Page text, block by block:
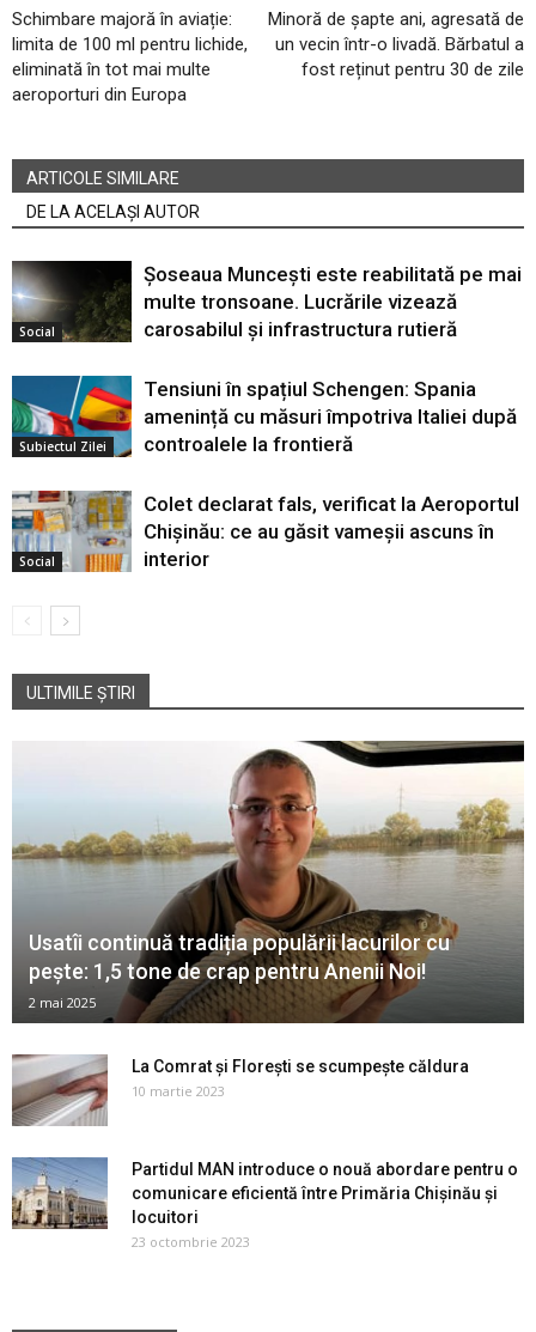
Schimbare majoră în aviație:
limita de 100 ml pentru lichide,
eliminată în tot mai multe
aeroporturi din Europa
Minoră de șapte ani, agresată de
un vecin într-o livadă. Bărbatul a
fost reținut pentru 30 de zile
ARTICOLE SIMILARE
DE LA ACELAȘI AUTOR
Social
Șoseaua Muncești este reabilitată pe mai
multe tronsoane. Lucrările vizează
carosabilul și infrastructura rutieră
Subiectul Zilei
Tensiuni în spațiul Schengen: Spania
amenință cu măsuri împotriva Italiei după
controalele la frontieră
Social
Colet declarat fals, verificat la Aeroportul
Chișinău: ce au găsit vameșii ascuns în
interior
ULTIMILE ȘTIRI
Usatîi continuă tradiția populării lacurilor cu
pește: 1,5 tone de crap pentru Anenii Noi!
2 mai 2025
La Comrat și Florești se scumpește căldura
10 martie 2023
Partidul MAN introduce o nouă abordare pentru o
comunicare eficientă între Primăria Chișinău și
locuitori
23 octombrie 2023